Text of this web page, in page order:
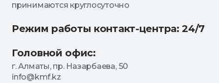
принимаются круглосуточно
Режим работы контакт-центра: 24/7
Головной офис:
г. Алматы, пр. Назарбаева, 50
info@kmf.kz